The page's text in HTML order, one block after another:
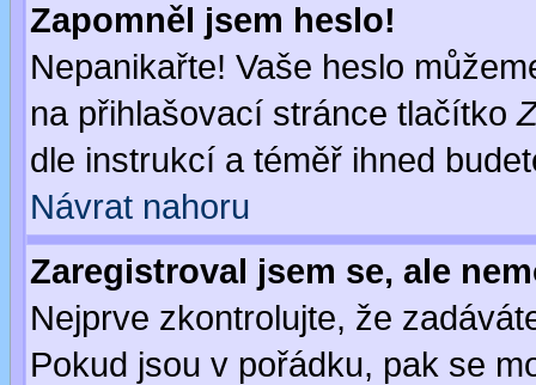
Zapomněl jsem heslo!
Nepanikařte! Vaše heslo
na přihlašovací stránce tlačítko
dle instrukcí a téměř ihned
Návrat nahoru
Zaregistroval jsem se, ale
Nejprve zkontrolujte, že
Pokud jsou v pořádku, pak se